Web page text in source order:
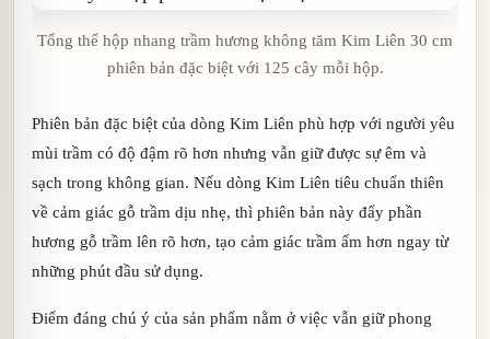
Tổng thể hộp nhang trầm hương không tăm Kim Liên 30 cm
phiên bản đặc biệt với 125 cây mỗi hộp.
Phiên bản đặc biệt của dòng Kim Liên phù hợp với người yêu
mùi trầm có độ đậm rõ hơn nhưng vẫn giữ được sự êm và
sạch trong không gian. Nếu dòng Kim Liên tiêu chuẩn thiên
về cảm giác gỗ trầm dịu nhẹ, thì phiên bản này đẩy phần
hương gỗ trầm lên rõ hơn, tạo cảm giác trầm ấm hơn ngay từ
những phút đầu sử dụng.
Điểm đáng chú ý của sản phẩm nằm ở việc vẫn giữ phong